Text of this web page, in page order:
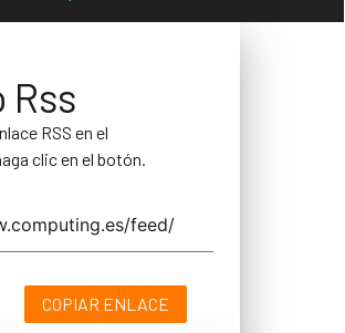
Rss
RSS en el
clic en el botón.
COPIAR ENLACE